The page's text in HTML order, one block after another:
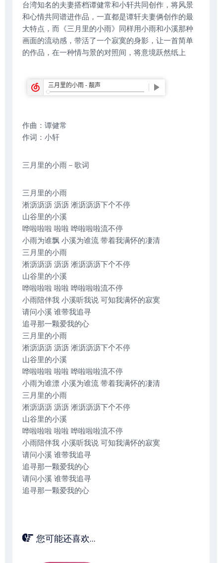
台湾知名的夫妻搭档谭健常和小轩共同创作，将风景
和心情共同谱进作品，一直都是谭轩夫妻俩创作的最
大特点，而《三月里的小雨》同样用小雨和小溪那种
画面的流动感，带活了一个寂寞的身影，让一首简单
的作品，在一种情与景的对照间，将意境跃然纸上
作曲：谭健常
作词：小轩
三月里的小雨－歌词
三月里的小雨
淅沥沥沥 沥沥 淅沥沥沥下个不停
山谷里的小溪
哗啦啦啦 啦啦 哗啦啦啦流不停
小雨为谁飘 小溪为谁流 带着我满怀的凄清
三月里的小雨
淅沥沥沥 沥沥 淅沥沥沥下个不停
山谷里的小溪
哗啦啦啦 啦啦 哗啦啦啦流不停
小雨陪伴我 小溪听我说 可知我满怀的寂寞
请问小溪 谁带我追寻
追寻那一颗爱我的心
三月里的小雨
淅沥沥沥 沥沥 淅沥沥沥下个不停
山谷里的小溪
哗啦啦啦 啦啦 哗啦啦啦流不停
小雨为谁漂 小溪为谁流 带着我满怀的凄清
三月里的小雨
淅沥沥沥 沥沥 淅沥沥沥下个不停
山谷里的小溪
哗啦啦啦 啦啦 哗啦啦啦流不停
小雨陪伴我 小溪听我说 可知我满怀的寂寞
请问小溪 谁带我追寻
追寻那一颗爱我的心
请问小溪 谁带我追寻
追寻那一颗爱我的心
您可能还喜欢...